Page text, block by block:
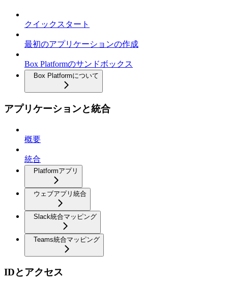
クイックスタート
最初のアプリケーションの作成
Box Platformのサンドボックス
Box Platformについて
アプリケーションと統合
概要
統合
Platformアプリ
ウェブアプリ統合
Slack統合マッピング
Teams統合マッピング
IDとアクセス